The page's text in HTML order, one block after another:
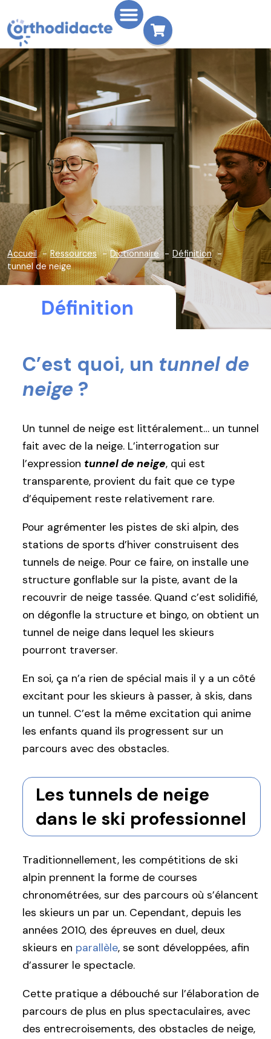
Accueil Ressources Dictionnaire
Définition
tunnel de neige
Définition
C’est quoi, un tunnel de
neige ?
Un tunnel de neige est littéralement… un tunnel
fait avec de la neige. L’interrogation sur
l’expression tunnel de neige, qui est
transparente, provient du fait que ce type
d’équipement reste relativement rare.
Pour agrémenter les pistes de ski alpin, des
stations de sports d’hiver construisent des
tunnels de neige. Pour ce faire, on installe une
structure gonflable sur la piste, avant de la
recouvrir de neige tassée. Quand c’est solidifié,
on dégonfle la structure et bingo, on obtient un
tunnel de neige dans lequel les skieurs
pourront traverser.
En soi, ça n’a rien de spécial mais il y a un côté
excitant pour les skieurs à passer, à skis, dans
un tunnel. C’est la même excitation qui anime
les enfants quand ils progressent sur un
parcours avec des obstacles.
Les tunnels de neige
dans le ski professionnel
Traditionnellement, les compétitions de ski
alpin prennent la forme de courses
chronométrées, sur des parcours où s’élancent
les skieurs un par un. Cependant, depuis les
années 2010, des épreuves en duel, deux
skieurs en parallèle, se sont développées, afin
d’assurer le spectacle.
Cette pratique a débouché sur l’élaboration de
parcours de plus en plus spectaculaires, avec
des entrecroisements, des obstacles de neige,